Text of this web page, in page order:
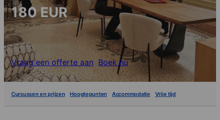
180EUR
Vraag een offerte aan Boek nu
Cursussen en prijzen Hoogtepunten Accommodatie Vrije tijd